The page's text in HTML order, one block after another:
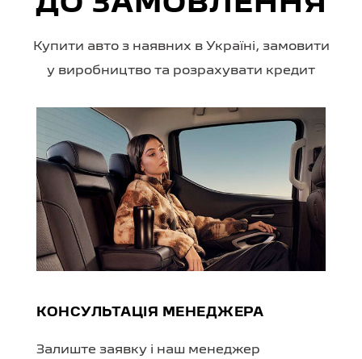
ДО ЗАМОВЛЕННЯ
Купити авто з наявних в Україні, замовити
у виробництво та розрахувати кредит
КОНСУЛЬТАЦІЯ МЕНЕДЖЕРА
Залиште заявку і наш менеджер